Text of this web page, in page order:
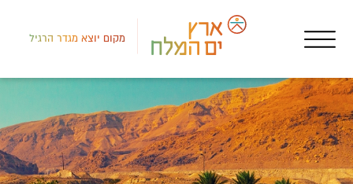
מקום יוצא מגדר הרגיל